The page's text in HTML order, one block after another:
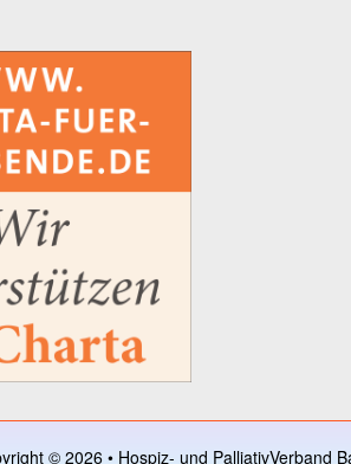
© 2026 • Hospiz- und PalliativVerband